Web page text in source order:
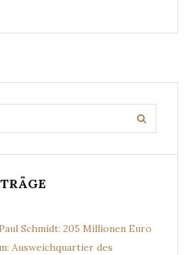
Search
Schmidt: 205 Millionen Euro
Ausweichquartier des